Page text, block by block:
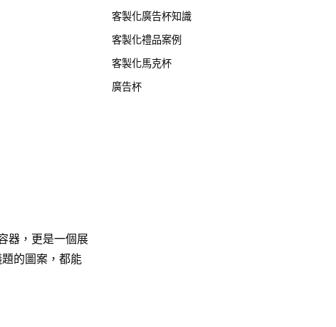
器，更是一個展
的圖案，都能
客製化廣告杯知識
客製化禮品案例
客製化馬克杯
廣告杯